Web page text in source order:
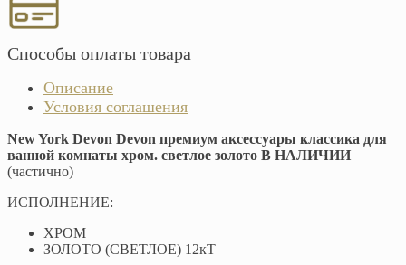
Способы оплаты товара
Описание
Условия соглашения
New York Devon Devon премиум аксессуары классика для
ванной комнаты хром. светлое золото В НАЛИЧИИ
(частично)
ИСПОЛНЕНИЕ:
ХРОМ
ЗОЛОТО (СВЕТЛОЕ) 12кТ